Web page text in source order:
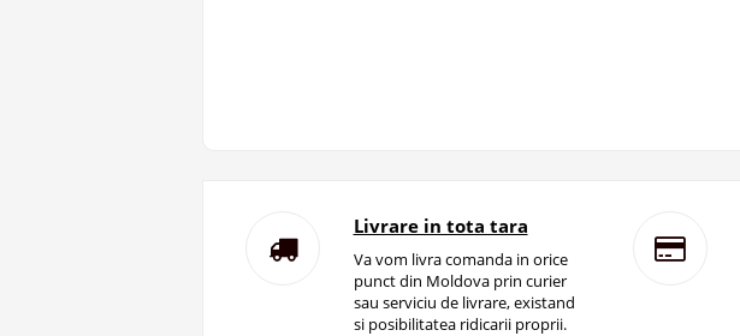
Livrare in tota tara
Va vom livra comanda in orice
punct din Moldova prin curier
sau serviciu de livrare, existand
si posibilitatea ridicarii proprii.